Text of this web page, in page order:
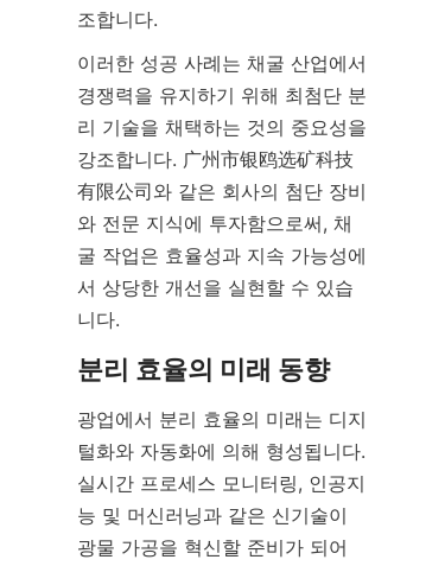
조합니다.
이러한 성공 사례는 채굴 산업에서
경쟁력을 유지하기 위해 최첨단 분
리 기술을 채택하는 것의 중요성을
강조합니다. 广州市银鸥选矿科技
有限公司와 같은 회사의 첨단 장비
와 전문 지식에 투자함으로써, 채
굴 작업은 효율성과 지속 가능성에
서 상당한 개선을 실현할 수 있습
니다.
분리 효율의 미래 동향
광업에서 분리 효율의 미래는 디지
털화와 자동화에 의해 형성됩니다.
실시간 프로세스 모니터링, 인공지
능 및 머신러닝과 같은 신기술이
광물 가공을 혁신할 준비가 되어